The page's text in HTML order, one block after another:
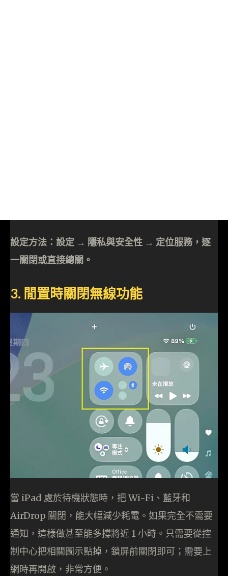
設定方法：設定 → 隱私與安全性 → 定位服務，逐
一關閉或直接總關。
3. 閒置時關閉無線功能
當 iPad 處於待機狀態時，把 Wi-Fi、藍牙和
AirDrop 關閉，能大幅減少耗電。如果完全不需要
通知，這樣做甚至能多撐將近 1 小時。只需要從控
制中心把相關圖示點掉，鎖屏前關閉即可；需要上
網時再開啟，非常方便。